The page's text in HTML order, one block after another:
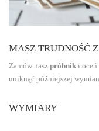
MASZ TRUDNOŚĆ
Zamów nasz próbnik i oceń
uniknąć późniejszej
WYMIARY